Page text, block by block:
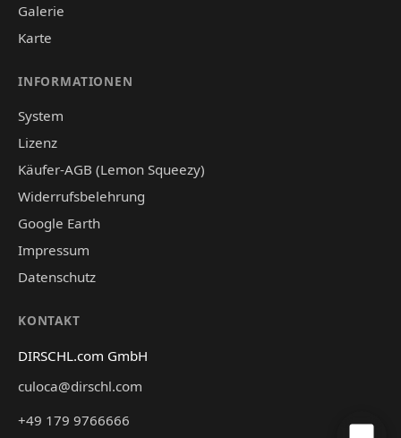
Galerie
Karte
INFORMATIONEN
System
Lizenz
Käufer-AGB (Lemon Squeezy)
Widerrufsbelehrung
Google Earth
Impressum
Datenschutz
KONTAKT
DIRSCHL.com GmbH
culoca@dirschl.com
+49 179 9766666